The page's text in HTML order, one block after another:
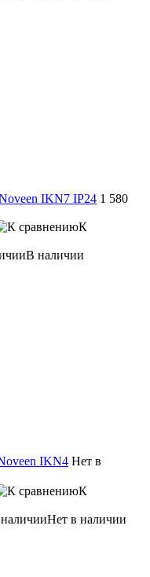
IKN7 IP24 1 580
К
В наличии
IKN4 Нет в
К
Нет в наличии